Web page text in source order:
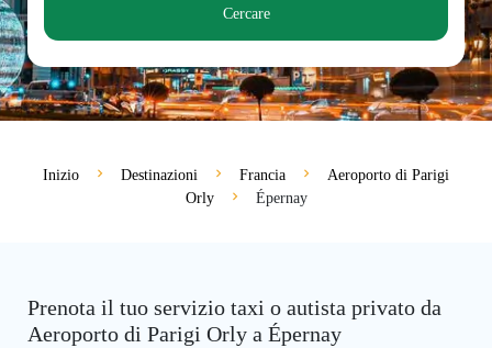
Cercare
Inizio Destinazioni Francia
Aeroporto di Parigi
Orly
Épernay
Prenota il tuo servizio taxi o autista privato da
Aeroporto di Parigi Orly a Épernay